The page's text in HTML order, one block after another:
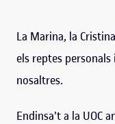
La Marina, la
els reptes
nosaltres.
Endinsa't a la UOC